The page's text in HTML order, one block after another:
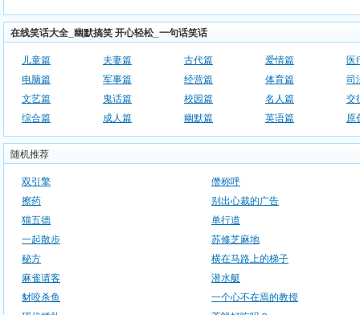
在线笑话大全_幽默搞笑 开心轻松_一句话笑话
儿童篇 夫妻篇 古代篇 爱情篇
医
电脑篇
军事篇 经营篇 体育篇
司
文艺篇
鬼话篇 校园篇 名人篇
交
综合篇
成人篇 幽默篇 英语篇 原
随机推荐
双引擎
僭称呼
擦药
别出心裁的广告
猫五德
单行道
一起散步
苏修芝麻地
秘方
横在马路上的梯子
麻雀请客
潜水艇
豺咬杀鱼
一个心不在焉的教授